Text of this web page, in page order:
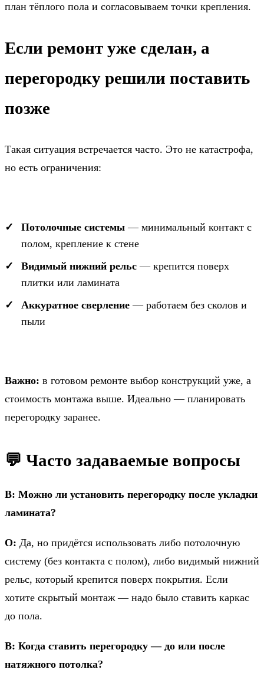
план тёплого пола и согласовываем точки крепления.
Если ремонт уже сделан, а
перегородку решили поставить
позже
Такая ситуация встречается часто. Это не катастрофа,
но есть ограничения:
Потолочные системы — минимальный контакт с
полом, крепление к стене
Видимый нижний рельс — крепится поверх
плитки или ламината
Аккуратное сверление — работаем без сколов и
пыли
Важно: в готовом ремонте выбор конструкций уже, а
стоимость монтажа выше. Идеально — планировать
перегородку заранее.
💬 Часто задаваемые вопросы
В: Можно ли установить перегородку после укладки
ламината?
О: Да, но придётся использовать либо потолочную
систему (без контакта с полом), либо видимый нижний
рельс, который крепится поверх покрытия. Если
хотите скрытый монтаж — надо было ставить каркас
до пола.
В: Когда ставить перегородку — до или после
натяжного потолка?